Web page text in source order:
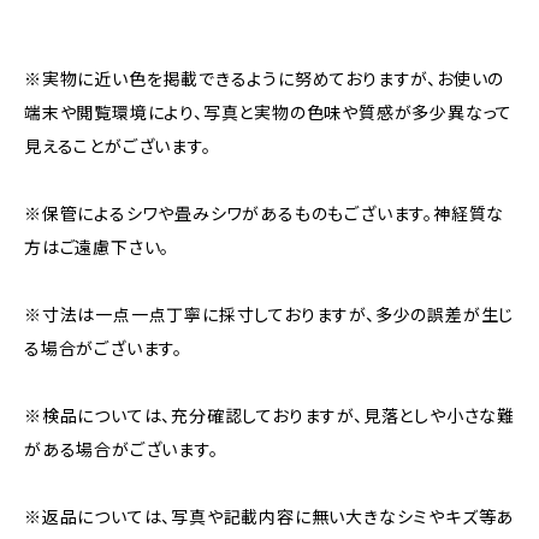
※実物に近い色を掲載できるように努めておりますが、お使いの
端末や閲覧環境により、写真と実物の色味や質感が多少異なって
見えることがございます。
※保管によるシワや畳みシワがあるものもございます。神経質な
方はご遠慮下さい。
※寸法は一点一点丁寧に採寸しておりますが、多少の誤差が生じ
る場合がございます。
※検品については、充分確認しておりますが、見落としや小さな難
がある場合がございます。
※返品については、写真や記載内容に無い大きなシミやキズ等あ